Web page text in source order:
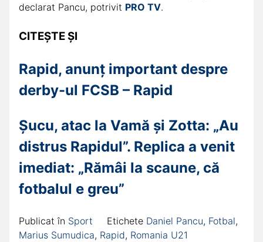
declarat Pancu, potrivit PRO TV.
CITEȘTE ȘI
Rapid, anunț important despre
derby-ul FCSB – Rapid
Șucu, atac la Vamă și Zotta: „Au
distrus Rapidul”. Replica a venit
imediat: „Rămâi la scaune, că
fotbalul e greu”
Publicat în Sport Etichete Daniel Pancu, Fotbal,
Marius Sumudica, Rapid, Romania U21